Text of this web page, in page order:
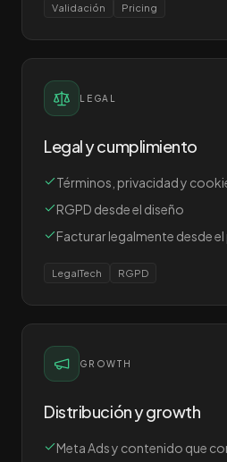
Validación Pricing
LEGAL
Legal y cumplimiento
Términos, privacidad y
RGPD desde el diseño
Facturar legalmente desde
LegalTech RGPD
GROWTH
Distribución y growth
Meta Ads y contenido que